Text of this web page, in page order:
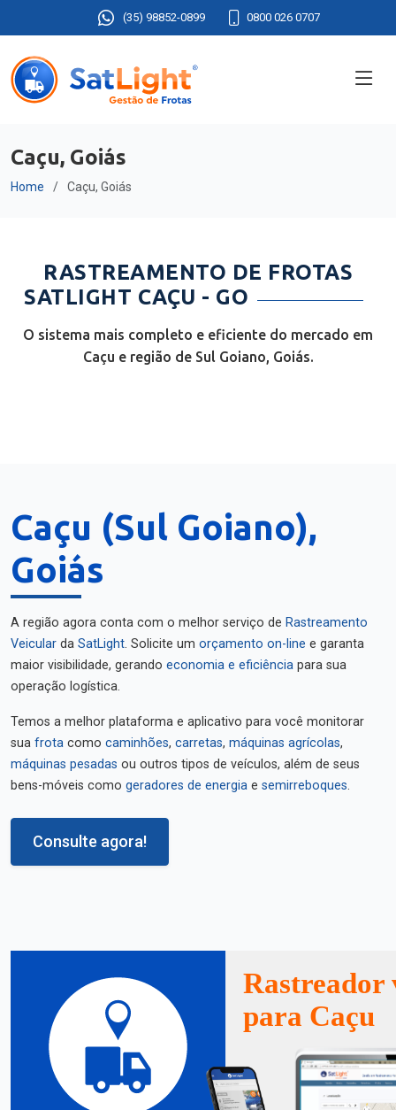
(35) 98852-0899 0800 026 0707
Caçu, Goiás
Home Caçu, Goiás
RASTREAMENTO DE FROTAS
SATLIGHT CAÇU - GO
O sistema mais completo e eficiente do mercado em
Caçu e região de Sul Goiano, Goiás.
Caçu (Sul Goiano),
Goiás
A região agora conta com o melhor serviço de Rastreamento
Veicular da SatLight. Solicite um orçamento on-line e garanta
maior visibilidade, gerando economia e eficiência para sua
operação logística.
Temos a melhor plataforma e aplicativo para você monitorar
sua frota como caminhões, carretas, máquinas agrícolas,
máquinas pesadas ou outros tipos de veículos, além de seus
bens-móveis como geradores de energia e semirreboques.
Consulte agora!
Rastreador
para Caçu